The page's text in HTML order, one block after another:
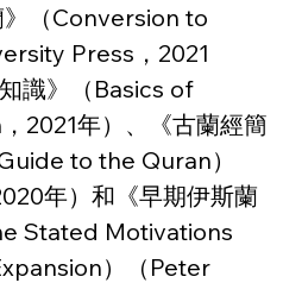
（Conversion to
Press，2021
識》（Basics of
2021年）、《古蘭經簡
to the Quran）
年）和《早期伊斯蘭
Stated Motivations
）（Peter